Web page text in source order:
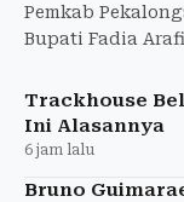
Pemkab
Bupati Fadia
profesionalisme.
Trackhouse
Ini Alasannya
6 jam lalu
Bruno